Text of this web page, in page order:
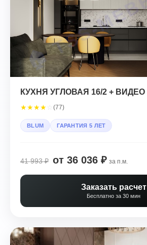
КУХНЯ УГЛОВАЯ 16/2 + ВИДЕО
★★★★ (77)
BLUM ГАРАНТИЯ 5 ЛЕТ
41 993 ₽ от 36 036 ₽ за п.м.
Заказать расчет
Бесплатно за 30 мин